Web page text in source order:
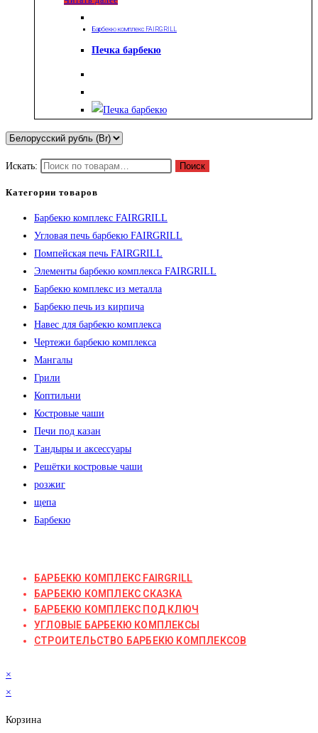
Барбекю комплекс FAIRGRILL
Печка барбекю
Искать: Поиск
Категории товаров
Барбекю комплекс FAIRGRILL
Угловая печь барбекю FAIRGRILL
Помпейская печь FAIRGRILL
Элементы барбекю комплекса FAIRGRILL
Барбекю комплекс из металла
Барбекю печь из кирпича
Навес для барбекю комплекса
Чертежи барбекю комплекса
Мангалы
Грили
Коптильни
Костровые чаши
Печи под казан
Тандыры и аксессуары
Решётки костровые чаши
розжиг
щепа
Барбекю
БАРБЕКЮ КОМПЛЕКС FAIRGRILL
БАРБЕКЮ КОМПЛЕКС СКАЗКА
БАРБЕКЮ КОМПЛЕКС ПОД КЛЮЧ
УГЛОВЫЕ БАРБЕКЮ КОМПЛЕКСЫ
СТРОИТЕЛЬСТВО БАРБЕКЮ КОМПЛЕКСОВ
×
×
Корзина